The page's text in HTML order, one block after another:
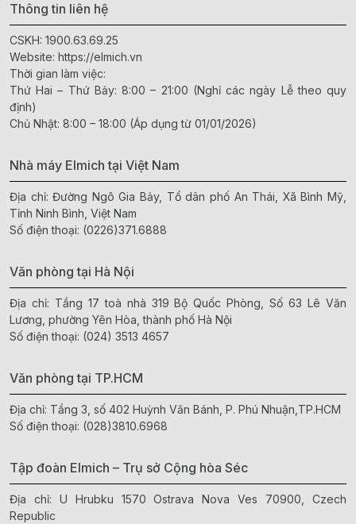
Thông tin liên hệ
CSKH: 1900.63.69.25
Website: https://elmich.vn
Thời gian làm việc:
Thứ Hai – Thứ Bảy: 8:00 – 21:00 (Nghỉ các ngày Lễ theo quy
định)
Chủ Nhật: 8:00 – 18:00 (Áp dụng từ 01/01/2026)
Nhà máy Elmich tại Việt Nam
Địa chỉ: Đường Ngô Gia Bảy, Tổ dân phố An Thái, Xã Bình Mỹ,
Tỉnh Ninh Bình, Việt Nam
Số điện thoại: (0226)371.6888
Văn phòng tại Hà Nội
Địa chỉ: Tầng 17 toà nhà 319 Bộ Quốc Phòng, Số 63 Lê Văn
Lương, phường Yên Hòa, thành phố Hà Nội
Số điện thoại: (024) 3513 4657
Văn phòng tại TP.HCM
Địa chỉ: Tầng 3, số 402 Huỳnh Văn Bánh, P. Phú Nhuận,TP.HCM
Số điện thoại: (028)3810.6968
Tập đoàn Elmich – Trụ sở Cộng hòa Séc
Địa chỉ: U Hrubku 1570 Ostrava Nova Ves 70900, Czech
Republic